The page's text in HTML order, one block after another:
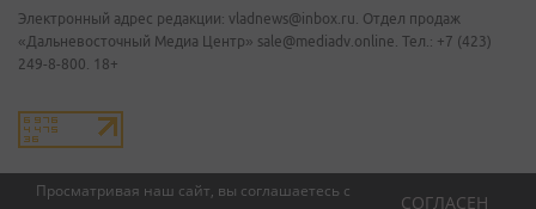
Просматривая наш сайт, вы соглашаетесь с
СОГЛАСЕН
Электронный адрес редакции: vladnews@inbox.ru. Отдел продаж
«Дальневосточный Медиа Центр» sale@mediadv.online. Тел.: +7 (423)
249-8-800. 18+